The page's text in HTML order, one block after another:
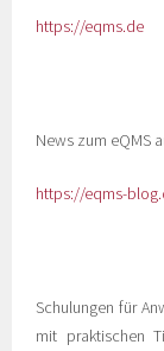
https://eqms.de
News zum eQMS
https://eqms-
Schulungen für
mit praktischen